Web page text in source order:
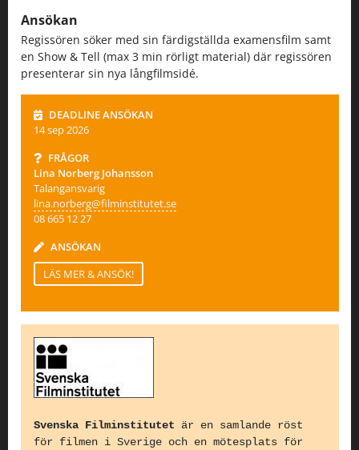
Ansökan
Regissören söker med sin färdigställda examensfilm samt
en Show & Tell (max 3 min rörligt material) där regissören
presenterar sin nya långfilmsidé.
DEADLINE ANSÖKAN
14 sep 2026
FRÅGOR
Lina Norberg Johansson
Talangansvarig
lina.norberg@filminstitutet.se
08 665 12 27
ANSÖKAN
LÄS MER & ANSÖK!
Svenska Filminstitutet är en samlande röst
för filmen i Sverige och en mötesplats för